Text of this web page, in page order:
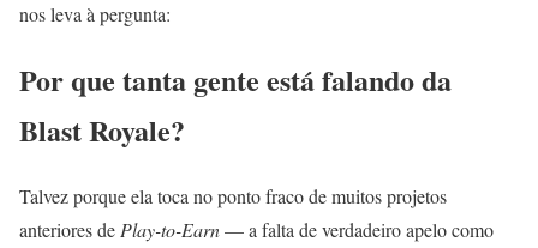
nos leva à pergunta:
Por que tanta gente está falando da
Blast Royale?
Talvez porque ela toca no ponto fraco de muitos projetos
anteriores de Play-to-Earn— a falta de verdadeiro apelo como